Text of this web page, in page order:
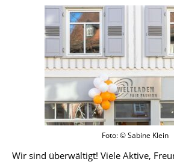
Foto: © Sabine Klein
Wir sind überwältigt! Viele Aktive,